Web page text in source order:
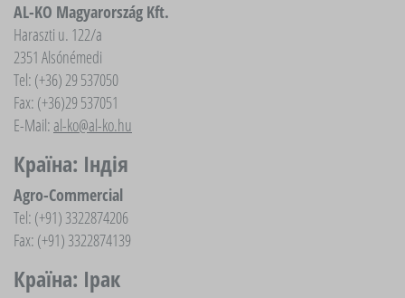
AL-KO Magyarország Kft.
Haraszti u. 122/a
2351 Alsónémedi
Tel: (+36) 29 537050
Fax: (+36)29 537051
E-Mail:al-ko@al-ko.hu
Країна: Індія
Agro-Commercial
Tel: (+91) 3322874206
Fax: (+91) 3322874139
Країна: Ірак